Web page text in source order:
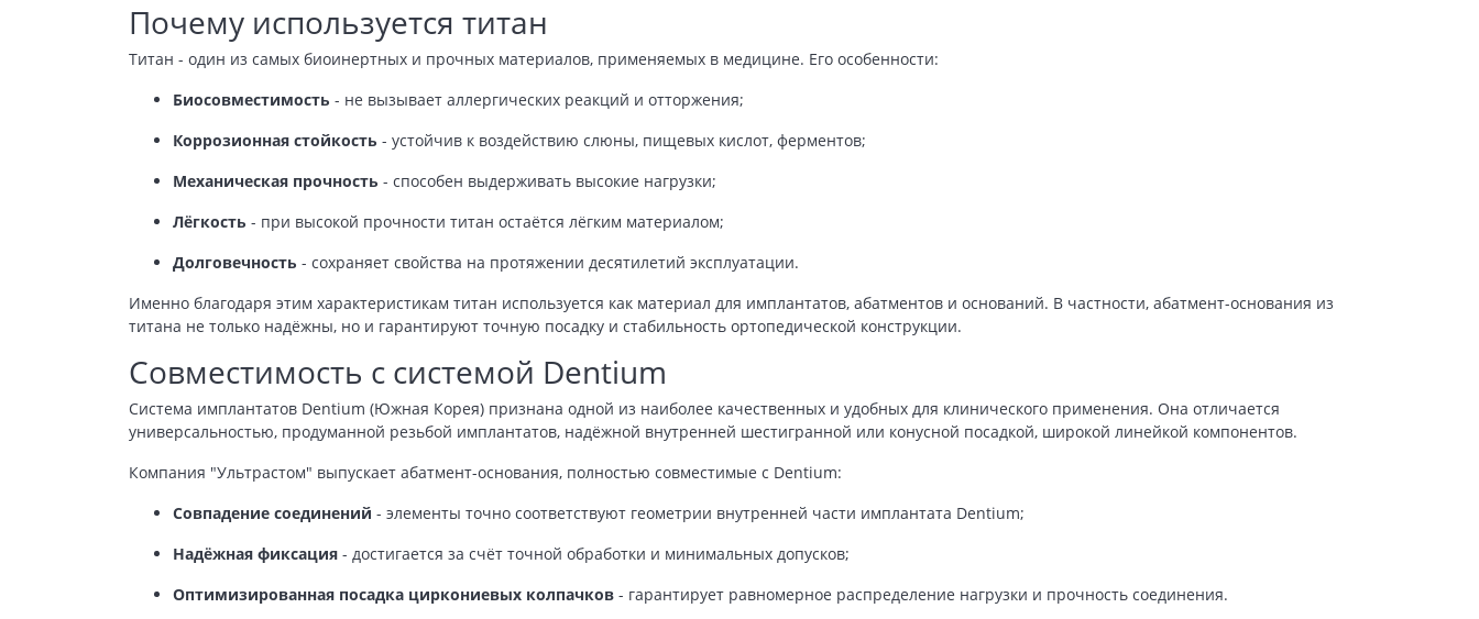
Почему используется титан
Титан - один из самых биоинертных и прочных материалов, применяемых в медицине. Его особенности:
Биосовместимость - не вызывает аллергических реакций и отторжения;
Коррозионная стойкость - устойчив к воздействию слюны, пищевых кислот, ферментов;
Механическая прочность - способен выдерживать высокие нагрузки;
Лёгкость - при высокой прочности титан остаётся лёгким материалом;
Долговечность - сохраняет свойства на протяжении десятилетий эксплуатации.
Именно благодаря этим характеристикам титан используется как материал для имплантатов, абатментов и оснований. В частности, абатмент-основания из
титана не только надёжны, но и гарантируют точную посадку и стабильность ортопедической конструкции.
Совместимость с системой Dentium
Система имплантатов Dentium (Южная Корея) признана одной из наиболее качественных и удобных для клинического применения. Она отличается
универсальностью, продуманной резьбой имплантатов, надёжной внутренней шестигранной или конусной посадкой, широкой линейкой компонентов.
Компания "Ультрастом" выпускает абатмент-основания, полностью совместимые с Dentium:
Совпадение соединений - элементы точно соответствуют геометрии внутренней части имплантата Dentium;
Надёжная фиксация - достигается за счёт точной обработки и минимальных допусков;
Оптимизированная посадка циркониевых колпачков - гарантирует равномерное распределение нагрузки и прочность соединения.